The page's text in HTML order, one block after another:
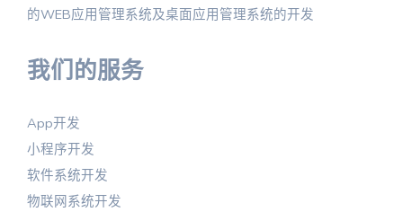
的WEB应用管理系统及桌面应用管理系统的开发
我们的服务
App开发
小程序开发
软件系统开发
物联网系统开发